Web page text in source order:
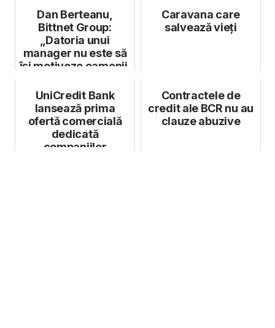
Dan Berteanu,
Bittnet Group:
„Datoria unui
manager nu este să
își motiveze oamenii.
Caravana care
salvează vieți
UniCredit Bank
lansează prima
ofertă comercială
dedicată
companiilor
Contractele de
credit ale BCR nu au
clauze abuzive